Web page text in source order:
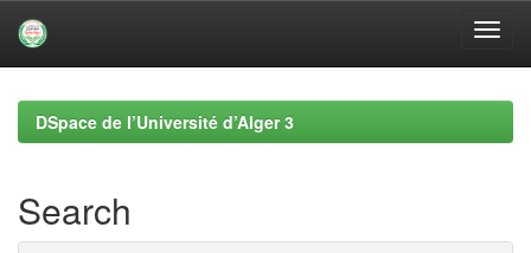
navigationDSpace de l’Université d’Alger 3
Search